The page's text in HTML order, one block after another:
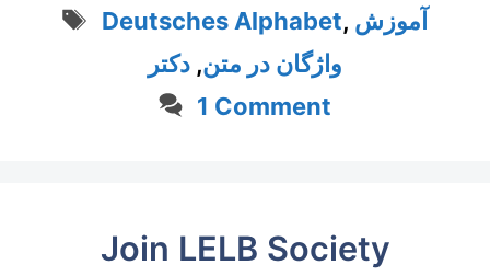
Tags
Deutsches Alphabet, آموزش
واژگان در متن, دکتر
1 Comment
Join LELB Society